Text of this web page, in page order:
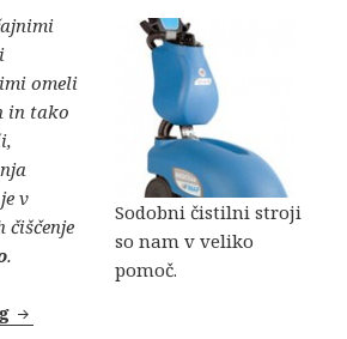
Sodobni čistilni stroji
so nam v veliko
pomoč.
omeli
in tako
v
čiščenje
.
Od metle do čistilnega stroja